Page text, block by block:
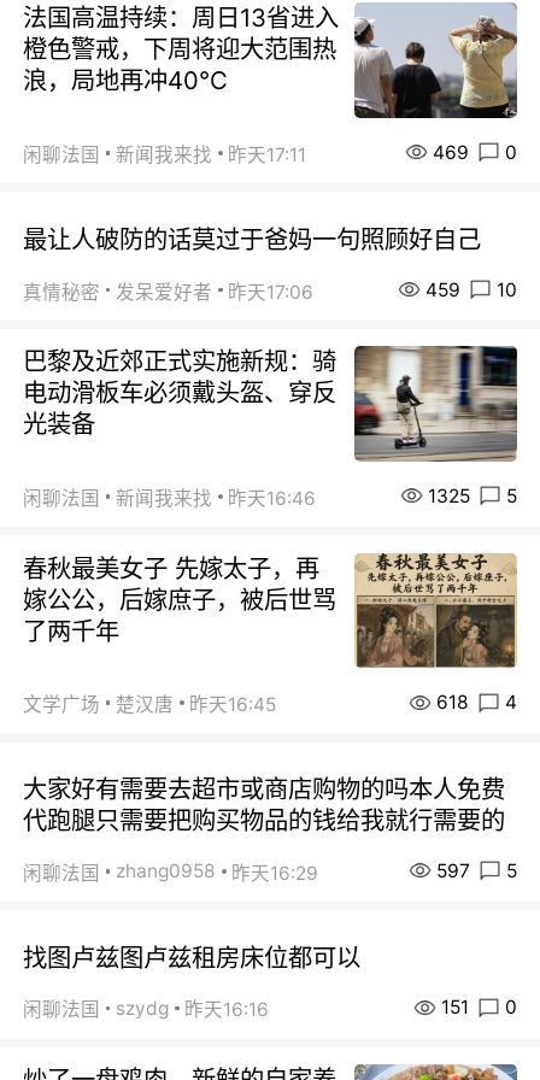
法国高温持续：周日13省进入
橙色警戒，下周将迎大范围热
浪，局地再冲40℃
闲聊法国 新闻我来找 昨天17:11 469 0
最让人破防的话莫过于爸妈一句照顾好自己
真情秘密 发呆爱好者 昨天17:06 459 10
巴黎及近郊正式实施新规：骑
电动滑板车必须戴头盔、穿反
光装备
闲聊法国 新闻我来找 昨天16:46 1325 5
春秋最美女子 先嫁太子，再
嫁公公，后嫁庶子，被后世骂
了两千年
文学广场 楚汉唐 昨天16:45 618 4
大家好有需要去超市或商店购物的吗本人免费
代跑腿只需要把购买物品的钱给我就行需要的
闲聊法国 zhang0958 昨天16:29 597 5
找图卢兹图卢兹租房床位都可以
闲聊法国 szydg 昨天16:16 151 0